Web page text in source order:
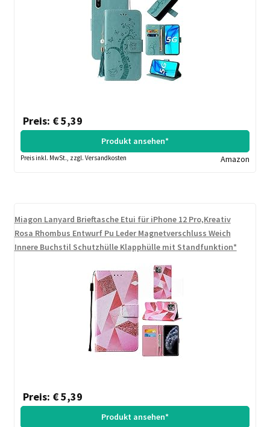
Preis: € 5,39
Produkt ansehen*
Preis inkl. MwSt., zzgl. Versandkosten Amazon
Miagon Lanyard Brieftasche Etui für iPhone 12 Pro,Kreativ
Rosa Rhombus Entwurf Pu Leder Magnetverschluss Weich
Innere Buchstil Schutzhülle Klapphülle mit Standfunktion*
Preis: € 5,39
Produkt ansehen*